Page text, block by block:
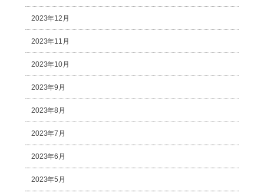
2023年12月
2023年11月
2023年10月
2023年9月
2023年8月
2023年7月
2023年6月
2023年5月